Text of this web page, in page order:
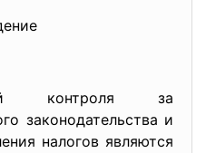
контроля за
законодательства и
налогов являются